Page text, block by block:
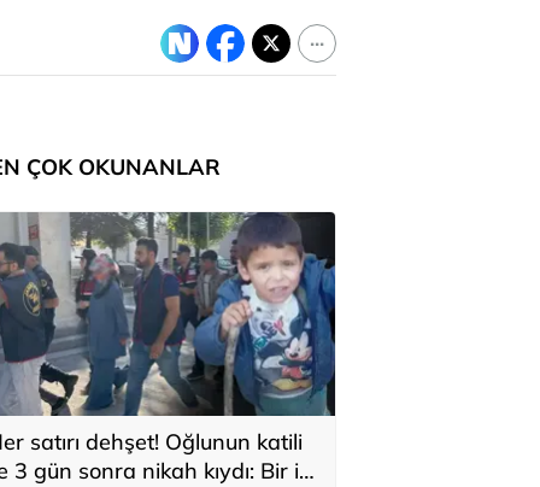
ÇOK OKUNANLAR
satırı dehşet! Oğlunun katili
3 gün sonra nikah kıydı: Bir iki